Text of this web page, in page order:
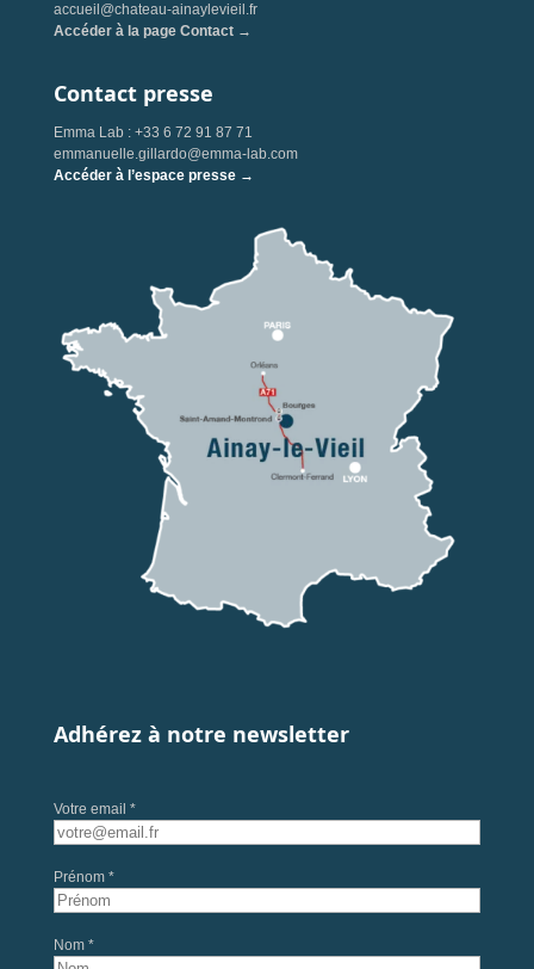
accueil@chateau-ainaylevieil.fr
Accéder à la page Contact →
Contact presse
Emma Lab : +33 6 72 91 87 71
emmanuelle.gillardo@emma-lab.com
Accéder à l’espace presse →
Adhérez à notre newsletter
Votre email *
Prénom *
Nom *